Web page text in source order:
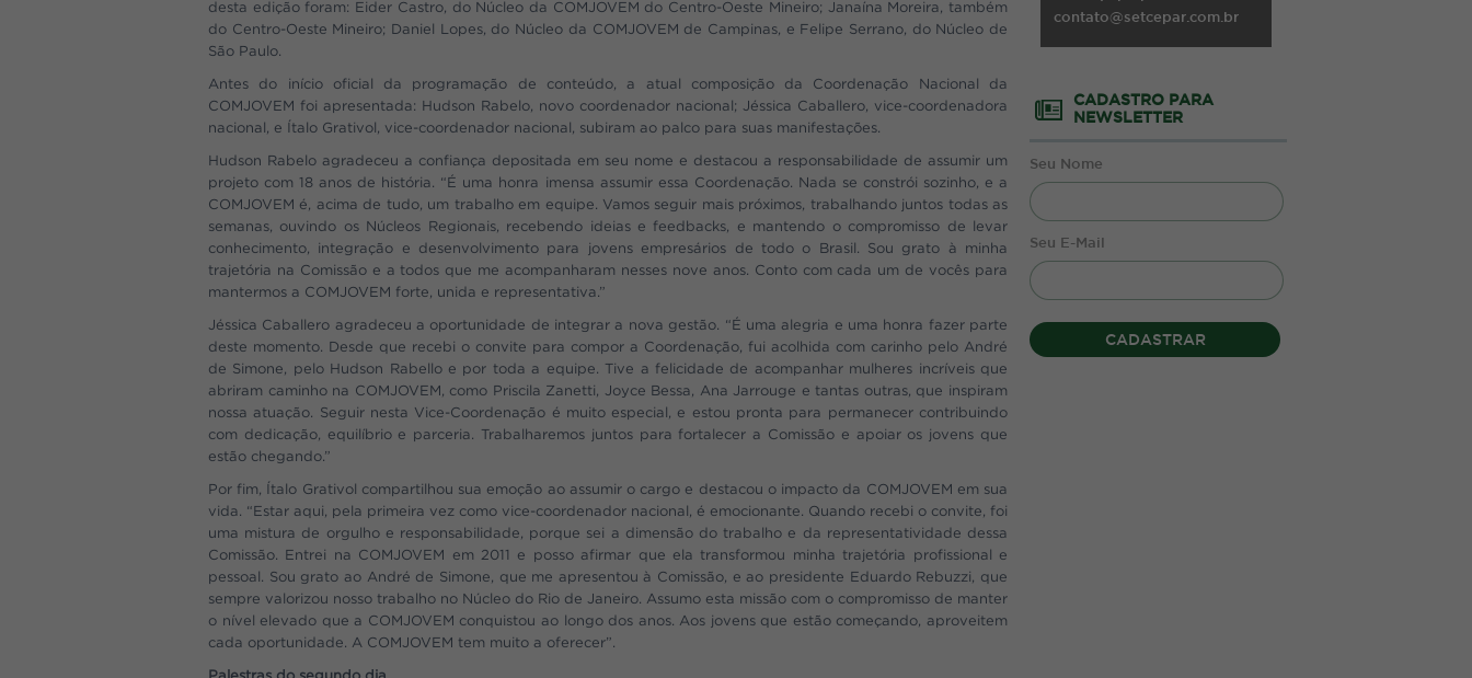
desta edição foram: Eider Castro, do Núcleo da COMJOVEM do Centro-Oeste Mineiro; Janaína Moreira, também
do Centro-Oeste Mineiro; Daniel Lopes, do Núcleo da COMJOVEM de Campinas, e Felipe Serrano, do Núcleo de
São Paulo.
Antes do início oficial da programação de conteúdo, a atual composição da Coordenação Nacional da
COMJOVEM foi apresentada: Hudson Rabelo, novo coordenador nacional; Jéssica Caballero, vice-coordenadora
nacional, e Ítalo Grativol, vice-coordenador nacional, subiram ao palco para suas manifestações.
Hudson Rabelo agradeceu a confiança depositada em seu nome e destacou a responsabilidade de assumir um
projeto com 18 anos de história. “É uma honra imensa assumir essa Coordenação. Nada se constrói sozinho, e a
COMJOVEM é, acima de tudo, um trabalho em equipe. Vamos seguir mais próximos, trabalhando juntos todas as
semanas, ouvindo os Núcleos Regionais, recebendo ideias e feedbacks, e mantendo o compromisso de levar
conhecimento, integração e desenvolvimento para jovens empresários de todo o Brasil. Sou grato à minha
trajetória na Comissão e a todos que me acompanharam nesses nove anos. Conto com cada um de vocês para
mantermos a COMJOVEM forte, unida e representativa.”
Jéssica Caballero agradeceu a oportunidade de integrar a nova gestão. “É uma alegria e uma honra fazer parte
deste momento. Desde que recebi o convite para compor a Coordenação, fui acolhida com carinho pelo André
de Simone, pelo Hudson Rabello e por toda a equipe. Tive a felicidade de acompanhar mulheres incríveis que
abriram caminho na COMJOVEM, como Priscila Zanetti, Joyce Bessa, Ana Jarrouge e tantas outras, que inspiram
nossa atuação. Seguir nesta Vice-Coordenação é muito especial, e estou pronta para permanecer contribuindo
com dedicação, equilíbrio e parceria. Trabalharemos juntos para fortalecer a Comissão e apoiar os jovens que
estão chegando.”
Por fim, Ítalo Grativol compartilhou sua emoção ao assumir o cargo e destacou o impacto da COMJOVEM em sua
vida. “Estar aqui, pela primeira vez como vice-coordenador nacional, é emocionante. Quando recebi o convite, foi
uma mistura de orgulho e responsabilidade, porque sei a dimensão do trabalho e da representatividade dessa
Comissão. Entrei na COMJOVEM em 2011 e posso afirmar que ela transformou minha trajetória profissional e
pessoal. Sou grato ao André de Simone, que me apresentou à Comissão, e ao presidente Eduardo Rebuzzi, que
sempre valorizou nosso trabalho no Núcleo do Rio de Janeiro. Assumo esta missão com o compromisso de manter
o nível elevado que a COMJOVEM conquistou ao longo dos anos. Aos jovens que estão começando, aproveitem
cada oportunidade. A COMJOVEM tem muito a oferecer”.
Palestras do segundo dia
contato@setcepar.com.br
CADASTRO PARA
NEWSLETTER
Seu Nome
Seu E-Mail
CADASTRAR